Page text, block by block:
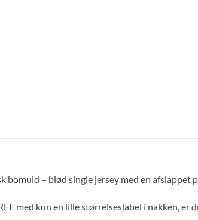
– blød single jersey med en
med kun en lille størrelseslabel i nakken,